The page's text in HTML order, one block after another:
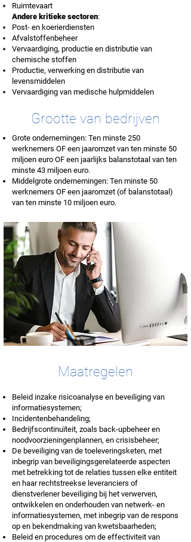
Ruimtevaart
Andere kritieke sectoren:
Post- en koerierdiensten
Afvalstoffenbeheer
Vervaardiging, productie en distributie van
chemische stoffen
Productie, verwerking en distributie van
levensmiddelen
Vervaardiging van medische hulpmiddelen
Grootte van bedrijven
Grote ondernemingen: Ten minste 250
werknemers OF een jaaromzet van ten minste 50
miljoen euro OF een jaarlijks balanstotaal van ten
minste 43 miljoen euro.
Middelgrote ondernemingen: Ten minste 50
werknemers OF een jaaromzet (of balanstotaal)
van ten minste 10 miljoen euro.
Maatregelen
Beleid inzake risicoanalyse en beveiliging van
informatiesystemen;
Incidentenbehandeling;
Bedrijfscontinuïteit, zoals back-upbeheer en
noodvoorzieningenplannen, en crisisbeheer;
De beveiliging van de toeleveringsketen, met
inbegrip van beveiligingsgerelateerde aspecten
met betrekking tot de relaties tussen elke entiteit
en haar rechtstreekse leveranciers of
dienstverlener beveiliging bij het verwerven,
ontwikkelen en onderhouden van netwerk- en
informatiesystemen, met inbegrip van de respons
op en bekendmaking van kwetsbaarheden;
Beleid en procedures om de effectiviteit van